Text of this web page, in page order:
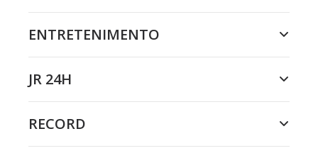
ENTRETENIMENTO
JR 24H
RECORD